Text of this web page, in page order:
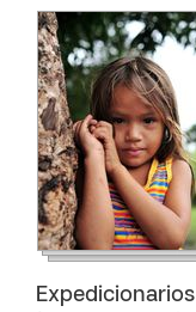
Expedicionarios